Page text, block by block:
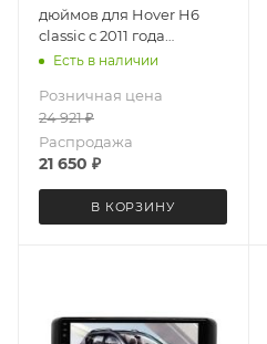
дюймов для Hover H6
classic с 2011 года
MEKEDE X20-PRO 3414-
13 4+64 Gb 8 ядер
Есть в наличии
Розничная цена
24 921₽
Распродажа
21 650 ₽
В КОРЗИНУ